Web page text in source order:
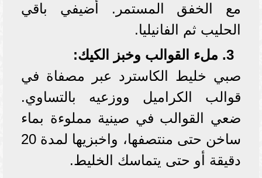
مع الخفق المستمر. أضيفي باقي
الحليب ثم الفانيليا.
3. ملء القوالب وخبز الكيك:
صبي خليط الكاسترد عبر مصفاة في
قوالب الكراميل ووزعيه بالتساوي.
ضعي القوالب في صينية مملوءة بماء
ساخن حتى منتصفها، واخبزيها لمدة 20
دقيقة أو حتى يتماسك الخليط.